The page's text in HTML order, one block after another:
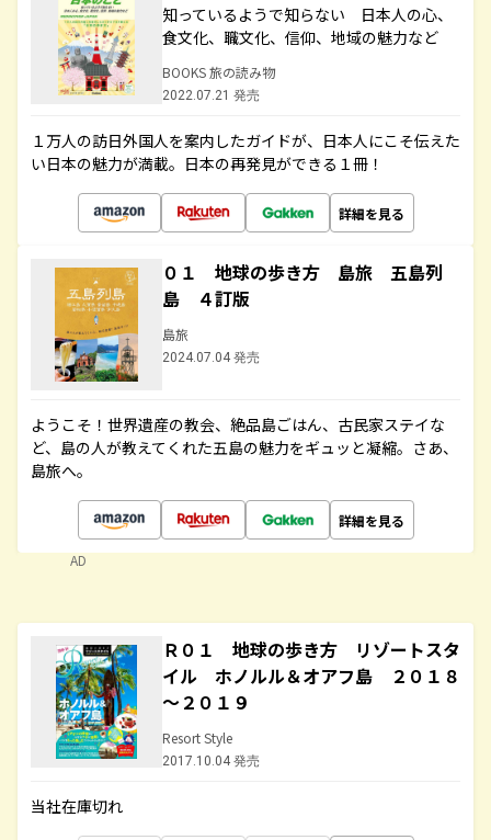
知っているようで知らない 日本人の心、
食文化、職文化、信仰、地域の魅力など
BOOKS 旅の読み物
2022.07.21 発売
１万人の訪日外国人を案内したガイドが、日本人にこそ伝えた
い日本の魅力が満載。日本の再発見ができる１冊！
詳細を見る
０１ 地球の歩き方 島旅 五島列
島 ４訂版
島旅
2024.07.04 発売
ようこそ！世界遺産の教会、絶品島ごはん、古民家ステイな
ど、島の人が教えてくれた五島の魅力をギュッと凝縮。さあ、
島旅へ。
詳細を見る
AD
Ｒ０１ 地球の歩き方 リゾートスタ
イル ホノルル＆オアフ島 ２０１８
～２０１９
Resort Style
2017.10.04 発売
当社在庫切れ